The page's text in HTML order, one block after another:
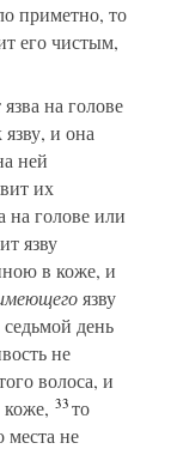
приметно, то
его чистым,
на голове
и она
ней
их
на голове или
язву
в коже, и
язву
день
не
волоса, и
33то
места не